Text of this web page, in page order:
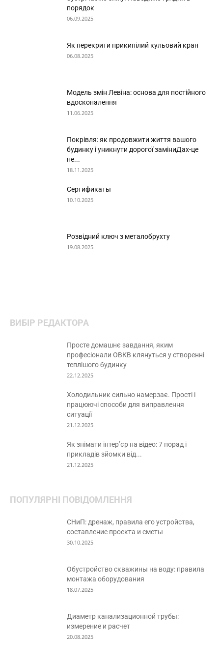
порядок
06.09.2025
Як перекрити прикипілий кульовий кран
06.08.2025
Модель змін Левіна: основа для постійного
вдосконалення
11.06.2025
Покрівля: як продовжити життя вашого
будинку і уникнути дорогої заміниДах-це
не...
18.11.2025
Сертификаты
10.10.2025
Розвідний ключ з металобрухту
19.08.2025
ВИБІР РЕДАКТОРА
Просте домашнє завдання, яким
професіонали ОВКВ клянуться у створенні
теплішого будинку
22.12.2025
Холодильник сильно намерзає. Прості і
працюючі способи для виправлення
ситуації
21.12.2025
Як знімати інтер’єр на відео: 7 порад і
прикладів зйомки від...
21.12.2025
ПОПУЛЯРНІ ПОВІДОМЛЕННЯ
СНиП: дренаж, правила его устройства,
составление проекта и сметы
30.10.2025
Обустройство скважины на воду: правила
монтажа оборудования
18.07.2025
Диаметр канализационной трубы:
измерение и расчет
20.08.2025